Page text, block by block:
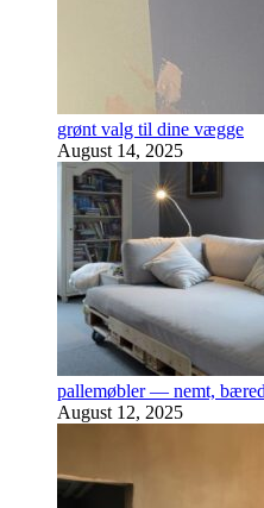
grønt valg til dine vægge
August 14, 2025
pallemøbler — nemt,
August 12, 2025